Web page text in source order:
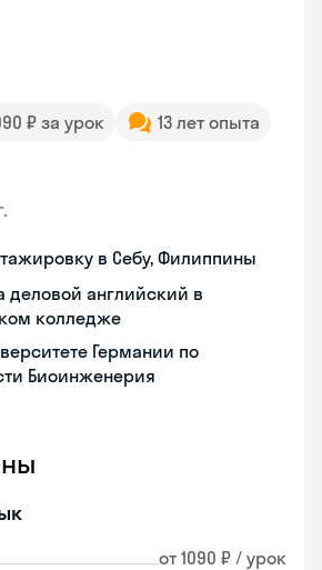
₽ за урок
13 лет опыта
в Себу, Филиппины
деловой английский в
колледже
Германии по
Биоинженерия
от 1090 ₽ / урок